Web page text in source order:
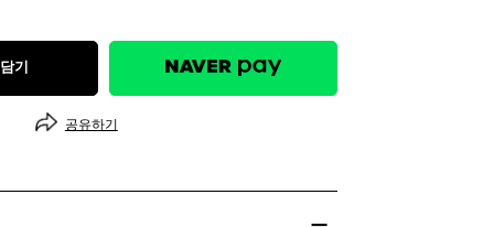
기
공유하기